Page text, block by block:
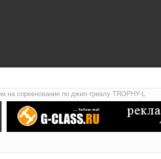
на cоревнование по джип-триалу TROPHY-L